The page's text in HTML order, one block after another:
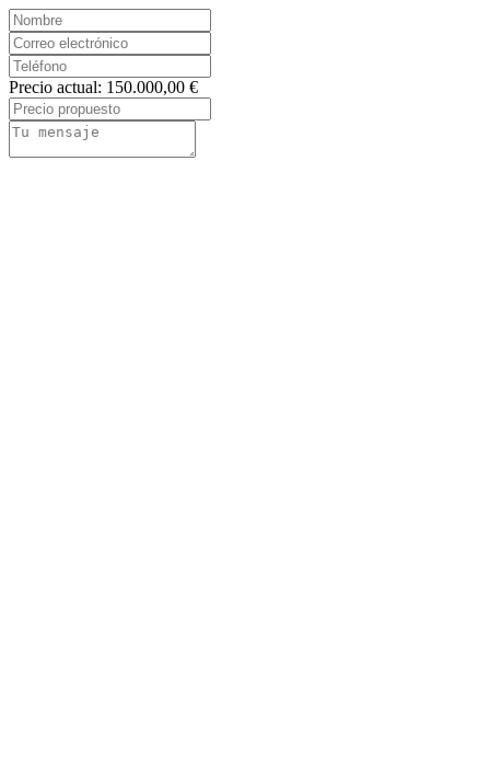
Precio actual: 150.000,00 €